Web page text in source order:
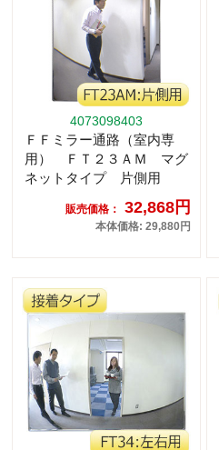
4073098403
ＦＦミラー通路（室内専
用） ＦＴ２３ＡＭ マグ
ネットタイプ 片側用
販売価格： 32,868円
本体価格: 29,880円